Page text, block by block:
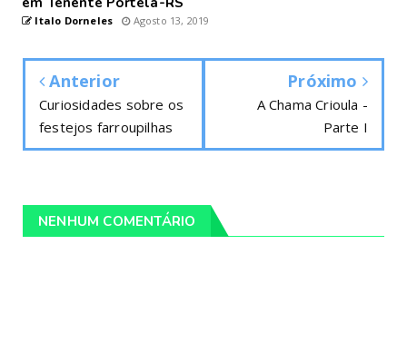
Italo Dorneles Agosto 13, 2019
Anterior
Curiosidades sobre os
festejos farroupilhas
Próximo
A Chama Crioula -
Parte I
NENHUM COMENTÁRIO